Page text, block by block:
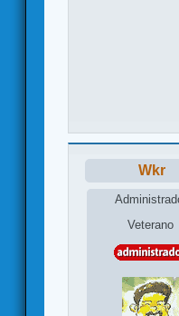
Wkr
Veterano